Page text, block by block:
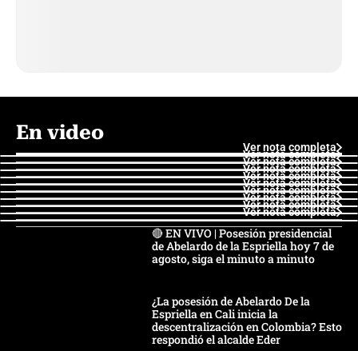
En video
Ver nota completa
Ver nota completa
Ver nota completa
Ver nota completa
Ver nota completa
Ver nota completa
Ver nota completa
Ver nota completa
Ver nota completa
Ver nota completa
🔴 EN VIVO | Posesión presidencial
de Abelardo de la Espriella hoy 7 de
agosto, siga el minuto a minuto
¿La posesión de Abelardo De la
Espriella en Cali inicia la
descentralización en Colombia? Esto
respondió el alcalde Eder